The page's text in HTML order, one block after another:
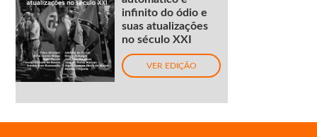
infinito do ódio e
suas atualizações
no século XXI
VER EDIÇÃO